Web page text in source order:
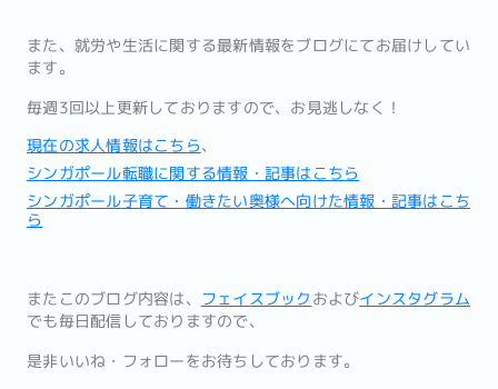
また、 就労や生活に関する最新情報をブログにてお届けしてい
ます。
毎週3回以上更新しておりますので、お見逃しなく！
現在の求人情報はこちら、
シンガポール転職に関する情報・記事はこちら
シンガポール子育て・働きたい奥様へ向けた情報・記事はこち
ら
またこのブログ内容は、 フェイスブック およびインスタグラム
でも毎日配信しておりますので、
是非いいね・フォローをお待ちしております。